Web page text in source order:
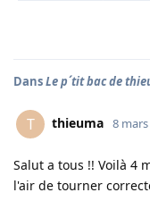
DansLe p´tit bac de
T thieuma 8
Salut a tous !! Voilà 4
l'air de tourner